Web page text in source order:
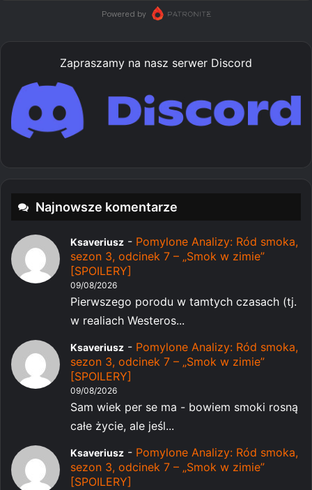
Zapraszamy na nasz serwer Discord
Najnowsze komentarze
Ksaveriusz - Pomylone Analizy: Ród smoka,
sezon 3, odcinek 7 – „Smok w zimie”
[SPOILERY]
09/08/2026
Pierwszego porodu w tamtych czasach (tj.
w realiach Westeros...
Ksaveriusz - Pomylone Analizy: Ród smoka,
sezon 3, odcinek 7 – „Smok w zimie”
[SPOILERY]
09/08/2026
Sam wiek per se ma - bowiem smoki rosną
całe życie, ale jeśl...
Ksaveriusz - Pomylone Analizy: Ród smoka,
sezon 3, odcinek 7 – „Smok w zimie”
[SPOILERY]